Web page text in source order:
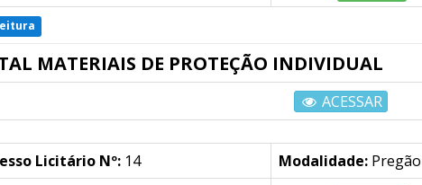
MATERIAIS DE PROTEÇÃO INDIVIDUAL
ACESSAR
Licitário Nº:14 Modalidade:Pregão